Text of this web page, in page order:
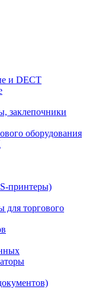
и DECT
заклепочники
оборудования
принтеры)
для торгового